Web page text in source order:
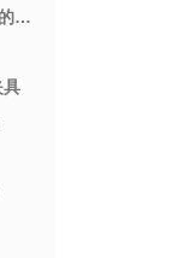
・工装夹具：提高生产效率和精度的关键工具
具